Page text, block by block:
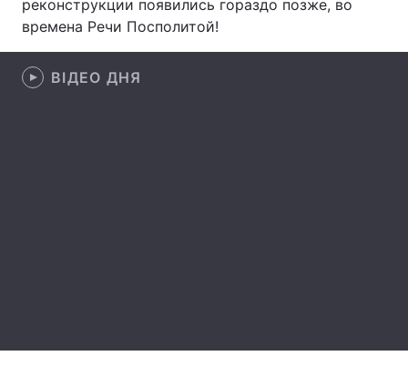
Інтерв'ю
реконструкции появились гораздо позже, во
времена Речи Посполитой!
ВІДЕО ДНЯ